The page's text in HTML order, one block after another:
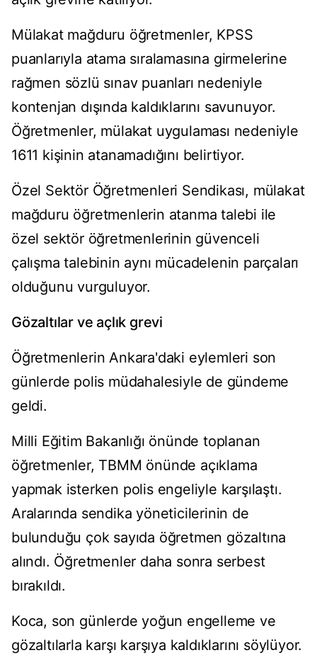
Mülakat mağduru öğretmenler, KPSS
puanlarıyla atama sıralamasına girmelerine
rağmen sözlü sınav puanları nedeniyle
kontenjan dışında kaldıklarını savunuyor.
Öğretmenler, mülakat uygulaması nedeniyle
1611 kişinin atanamadığını belirtiyor.
Özel Sektör Öğretmenleri Sendikası, mülakat
mağduru öğretmenlerin atanma talebi ile
özel sektör öğretmenlerinin güvenceli
çalışma talebinin aynı mücadelenin parçaları
olduğunu vurguluyor.
Gözaltılar ve açlık grevi
Öğretmenlerin Ankara'daki eylemleri son
günlerde polis müdahalesiyle de gündeme
geldi.
Milli Eğitim Bakanlığı önünde toplanan
öğretmenler, TBMM önünde açıklama
yapmak isterken polis engeliyle karşılaştı.
Aralarında sendika yöneticilerinin de
bulunduğu çok sayıda öğretmen gözaltına
alındı. Öğretmenler daha sonra serbest
bırakıldı.
Koca, son günlerde yoğun engelleme ve
gözaltılarla karşı karşıya kaldıklarını söylüyor.